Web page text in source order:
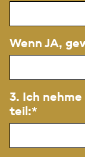
Wenn JA,
3. Ich nehme
teil: